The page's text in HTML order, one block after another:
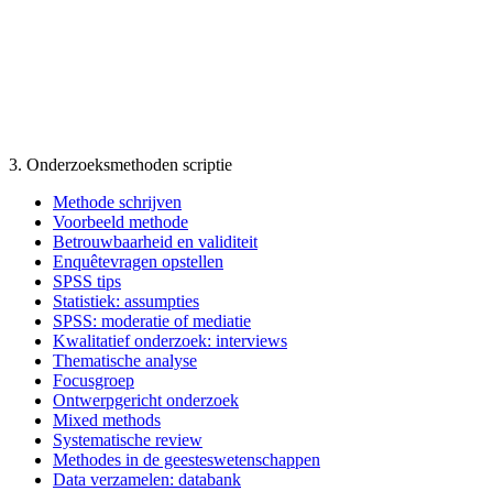
3. Onderzoeksmethoden scriptie
Methode schrijven
Voorbeeld methode
Betrouwbaarheid en validiteit
Enquêtevragen opstellen
SPSS tips
Statistiek: assumpties
SPSS: moderatie of mediatie
Kwalitatief onderzoek: interviews
Thematische analyse
Focusgroep
Ontwerpgericht onderzoek
Mixed methods
Systematische review
Methodes in de geesteswetenschappen
Data verzamelen: databank